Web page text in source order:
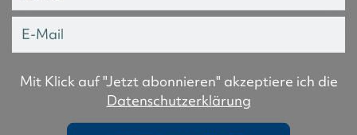
Mit Klick auf "Jetzt abonnieren" akzeptiere ich die
Datenschutzerklärung